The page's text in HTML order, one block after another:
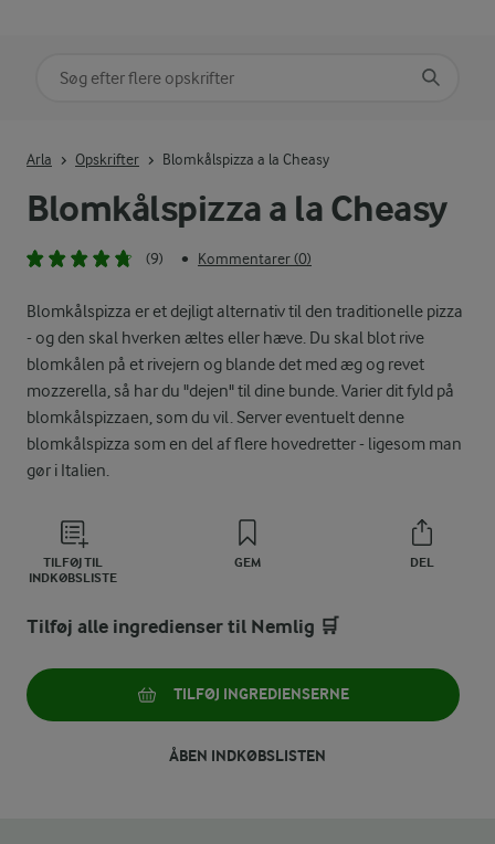
Blomkålspizza a la Cheasy
(9) • Kommentarer (0)
Blomkålspizza er et dejligt alternativ til den traditionelle pizza
- og den skal hverken æltes eller hæve. Du skal blot rive
blomkålen på et rivejern og blande det med æg og revet
mozzerella, så har du "dejen" til dine bunde. Varier dit fyld på
blomkålspizzaen, som du vil. Server eventuelt denne
blomkålspizza som en del af flere hovedretter - ligesom man
gør i Italien.
TILFØJ TIL
INDKØBSLISTE
GEM DEL
Arla Opskrifter Blomkålspizza a la Cheasy
Tilføj alle ingredienser til Nemlig 🛒
TILFØJ INGREDIENSERNE
ÅBEN INDKØBSLISTEN
Søg på kategori